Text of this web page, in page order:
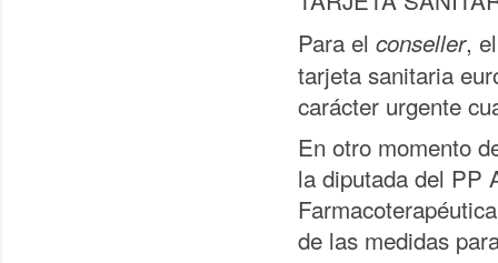
Para el conseller,
tarjeta sanitaria
carácter urgente
En otro momento
la diputada del PP
de las medidas